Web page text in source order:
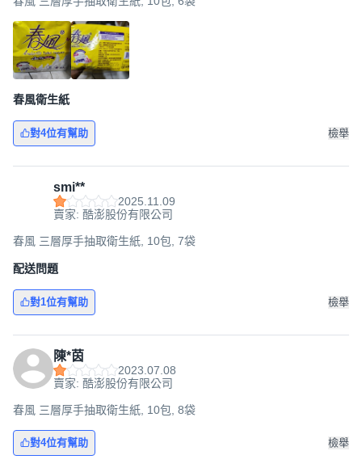
春風衛生紙
對4位有幫助 檢舉
smi**
2025.11.09
賣家: 酷澎股份有限公司
春風 三層厚手抽取衛生紙, 10包, 7袋
配送問題
對1位有幫助 檢舉
陳*茵
2023.07.08
賣家: 酷澎股份有限公司
春風 三層厚手抽取衛生紙, 10包, 8袋
對4位有幫助 檢舉